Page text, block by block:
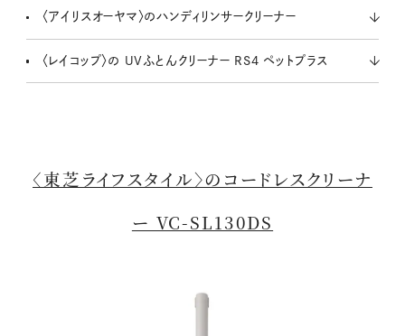
〈アイリスオーヤマ〉のハンディリンサークリーナー
〈レイコップ〉の UVふとんクリーナー RS4 ペットプラス
〈東芝ライフスタイル〉のコードレスクリーナ
ー VC-SL130DS